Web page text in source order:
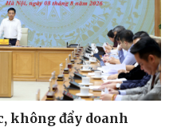
không đẩy doanh